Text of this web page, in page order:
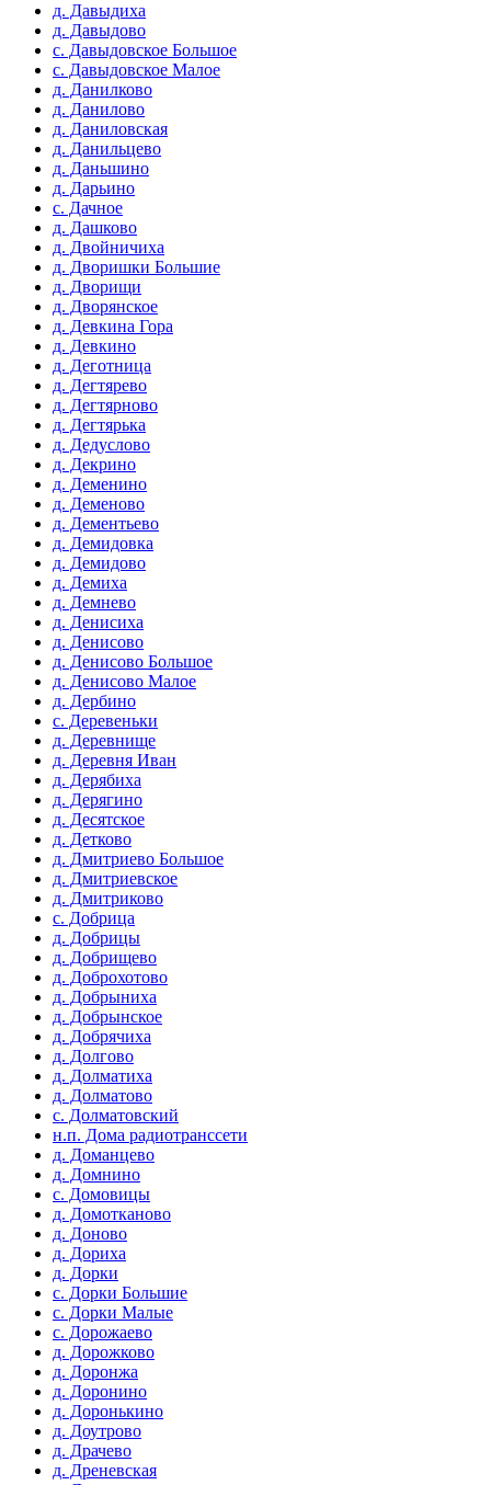
д. Давыдиха
д. Давыдово
с. Давыдовское Большое
с. Давыдовское Малое
д. Данилково
д. Данилово
д. Даниловская
д. Данильцево
д. Даньшино
д. Дарьино
с. Дачное
д. Дашково
д. Двойничиха
д. Дворишки Большие
д. Дворищи
д. Дворянское
д. Девкина Гора
д. Девкино
д. Деготница
д. Дегтярево
д. Дегтярново
д. Дегтярька
д. Дедуслово
д. Декрино
д. Деменино
д. Деменово
д. Дементьево
д. Демидовка
д. Демидово
д. Демиха
д. Демнево
д. Денисиха
д. Денисово
д. Денисово Большое
д. Денисово Малое
д. Дербино
с. Деревеньки
д. Деревнище
д. Деревня Иван
д. Дерябиха
д. Дерягино
д. Десятское
д. Детково
д. Дмитриево Большое
д. Дмитриевское
д. Дмитриково
с. Добрица
д. Добрицы
д. Добрищево
д. Доброхотово
д. Добрыниха
д. Добрынское
д. Добрячиха
д. Долгово
д. Долматиха
д. Долматово
с. Долматовский
н.п. Дома радиотранссети
д. Доманцево
д. Домнино
с. Домовицы
д. Домотканово
д. Доново
д. Дориха
д. Дорки
с. Дорки Большие
с. Дорки Малые
с. Дорожаево
д. Дорожково
д. Доронжа
д. Доронино
д. Доронькино
д. Доутрово
д. Драчево
д. Дреневская